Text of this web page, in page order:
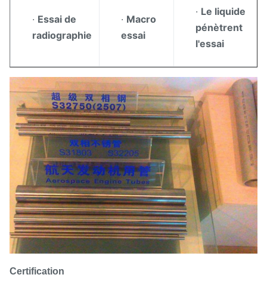
· Essai de
radiographie
· Macro
essai
· Le liquide
pénètrent
l'essai
Certification